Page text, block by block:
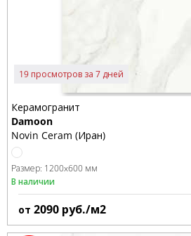
19 просмотров за 7 дней
Керамогранит
Damoon
Novin Ceram (Иран)
Размер: 1200x600 мм
В наличии
от 2090 руб./м2